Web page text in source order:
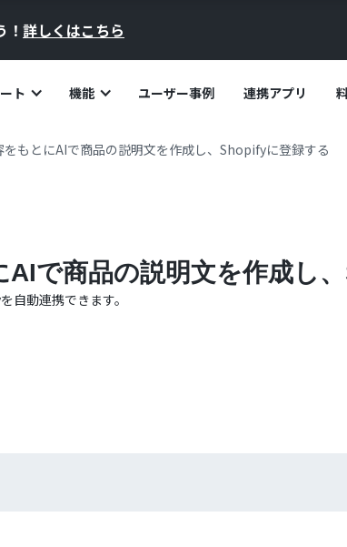
詳しくはこちら
ト 機能 ユーザー事例 連携アプリ
もとにAIで商品の説明文を作成し、Shopifyに登録する
で商品の説明文を作成し
を自動連携できます。